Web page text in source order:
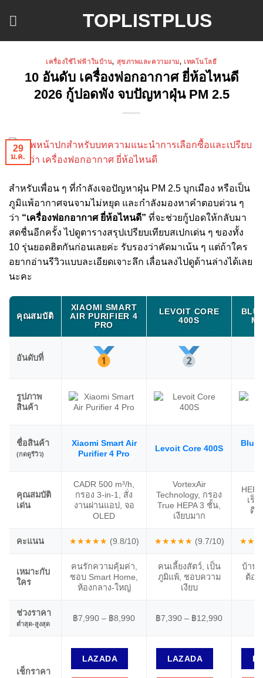
TOPLISTPLUS
เครื่องใช้ไฟฟ้าในบ้าน, สุขภาพและความงาม, เทคโนโลยี
10 อันดับ เครื่องฟอกอากาศ ยี่ห้อไหนดี
2026 กู้ปอดพัง จบปัญหาฝุ่น PM 2.5
29
ม.ค.
สำหรับเพื่อน ๆ ที่กำลังเจอปัญหาฝุ่น PM 2.5 บุกเมือง หรือเป็น
ภูมิแพ้อากาศจนจามไม่หยุด และกำลังมองหาคำตอบด่วน ๆ
ว่า “เครื่องฟอกอากาศ ยี่ห้อไหนดี” ที่จะช่วยกู้ปอดให้กลับมา
สดชื่นอีกครั้ง ไปดูตารางสรุปเปรียบเทียบสเปกเด่น ๆ ของทั้ง
10 รุ่นยอดฮิตกันก่อนเลยค่ะ รับรองว่าคัดมาเน้น ๆ แต่ถ้าใคร
อยากอ่านรีวิวแบบละเอียดเจาะลึก เลื่อนลงไปดูด้านล่างได้เลย
นะคะ
คุณสมบัติ
XIAOMI SMART
AIR PURIFIER 4
PRO
LEVOIT CORE
400S
อันดับที่
รูปภาพ
สินค้า
ชื่อสินค้า
(กดดูรีวิว)
Xiaomi Smart Air
Purifier 4 Pro
Levoit Core 400S
คุณสมบัติ
เด่น
CADR 500 m³/h,
กรอง 3-in-1, สั่ง
งานผ่านแอป, จอ
OLED
VortexAir
Technology, กรอง
True HEPA 3 ชั้น,
เงียบมาก
เร็
ดีไ
คะแนน ★★★★★ (9.8/10) ★★★★★ (9.7/10)
เหมาะกับ
ใคร
คนรักความคุ้มค่า,
ชอบ Smart Home,
ห้องกลาง-ใหญ่
คนเลี้ยงสัตว์, เป็น
ภูมิแพ้, ชอบความ
เงียบ
บ้าน
ต้อง
ช่วงราคา
ต่ำสุด-สูงสุด
฿7,990 – ฿8,990 ฿7,390 – ฿12,990
เช็กราคา
LAZADA LAZADA